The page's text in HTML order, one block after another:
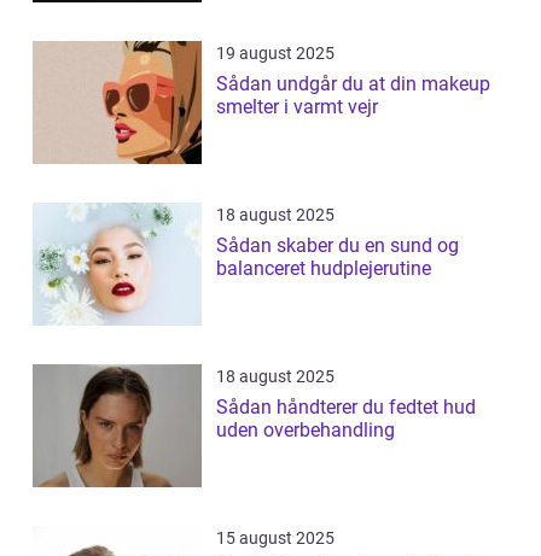
19 august 2025
Sådan undgår du at din makeup
smelter i varmt vejr
18 august 2025
Sådan skaber du en sund og
balanceret hudplejerutine
18 august 2025
Sådan håndterer du fedtet hud
uden overbehandling
15 august 2025